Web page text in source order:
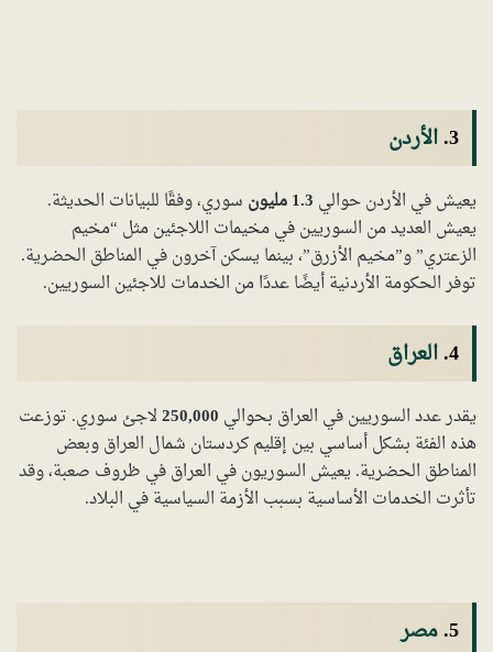
3. الأردن
يعيش في الأردن حوالي 1.3 مليون
سوري، وفقًا للبيانات الحديثة.
يعيش العديد من السوريين في مخيمات اللاجئين مثل “مخيم
الزعتري” و”مخيم الأزرق”، بينما يسكن آخرون في المناطق الحضرية.
توفر الحكومة الأردنية أيضًا عددًا من الخدمات للاجئين السوريين.
4. العراق
يقدر عدد السوريين في العراق بحوالي 250,000لاجئ سوري. توزعت
هذه الفئة بشكل أساسي بين إقليم كردستان شمال العراق وبعض
المناطق الحضرية. يعيش السوريون في العراق في ظروف صعبة، وقد
تأثرت الخدمات الأساسية بسبب الأزمة السياسية في البلاد.
5. مصر